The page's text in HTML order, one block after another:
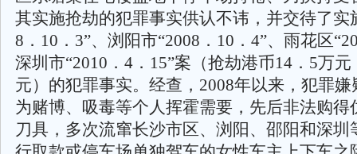
其实施抢劫的犯罪事实供认不讳，并交待了实
8．10．3”、浏阳市“2008．10．4”、雨花区
深圳市“2010．4．15”案（抢劫港币14．5万
元）的犯罪事实。经查，2008年以来，犯罪
为赌博、吸毒等个人挥霍需要，先后非法购
刀具，多次流窜长沙市区、浏阳、邵阳和深圳